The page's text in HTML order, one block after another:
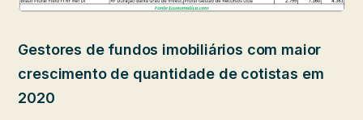
Gestores de fundos imobiliários com maior
crescimento de quantidade de cotistas em
2020